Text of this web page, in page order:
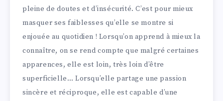
pleine de doutes et d’insécurité. C’est pour mieux
masquer ses faiblesses qu’elle se montre si
enjouée au quotidien ! Lorsqu’on apprend à mieux la
connaître, on se rend compte que malgré certaines
apparences, elle est loin, très loin d’être
superficielle… Lorsqu’elle partage une passion
sincère et réciproque, elle est capable d’une